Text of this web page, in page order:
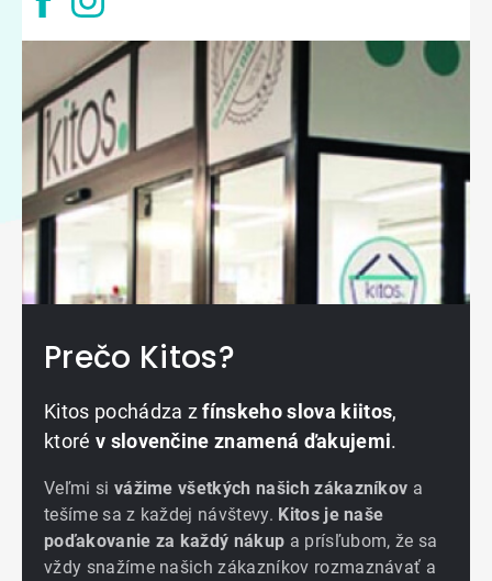
Prečo Kitos?
Kitos pochádza zfínskeho slova kiitos,
ktoré v slovenčine znamená ďakujemi.
Veľmi si vážime všetkých našich zákazníkov a
tešíme sa z každej návštevy. Kitos je naše
poďakovanie za každý nákup a prísľubom, že sa
vždy snažíme našich zákazníkov rozmaznávať a